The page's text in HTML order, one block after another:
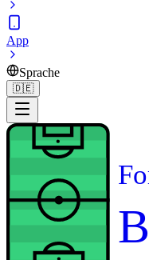
App
Sprache
🇩🇪